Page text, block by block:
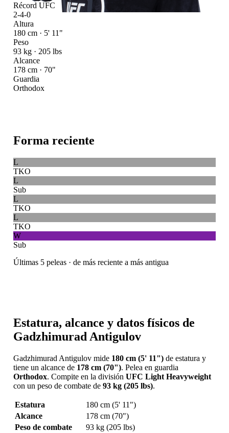
Récord UFC
2-4-0
Altura
180 cm · 5' 11"
Peso
93 kg · 205 lbs
Alcance
178 cm · 70"
Guardia
Orthodox
Forma reciente
L
TKO
L
Sub
L
TKO
L
TKO
W
Sub
Últimas 5 peleas · de más reciente a más antigua
Estatura, alcance y datos físicos de
Gadzhimurad Antigulov
Gadzhimurad Antigulov mide 180 cm (5' 11")de estatura y
tiene un alcance de 178 cm (70"). Pelea en guardia
Orthodox. Compite en la división UFC Light Heavyweight
con un peso de combate de 93 kg (205 lbs).
Estatura
180 cm (5' 11")
Alcance
178 cm (70")
Peso de combate
93 kg (205 lbs)